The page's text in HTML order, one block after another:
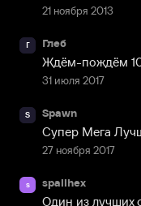
21 ноября 2013
Г Глеб
31 июля 2017
Ждём-пождём
S Spawn
27 ноября 2017
Супер Мега
s spallhex
Один из лучших